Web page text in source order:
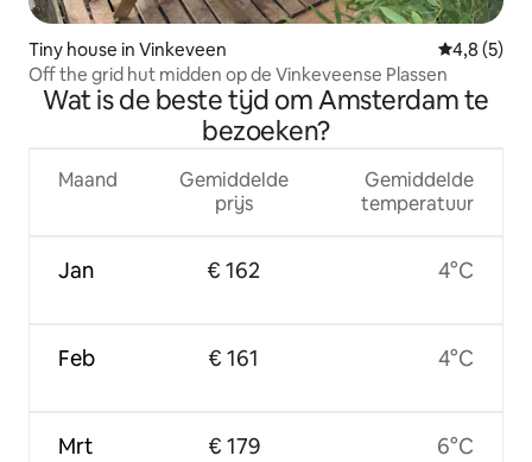
Tiny house in Vinkeveen
4,8 (5)
Off the grid hut midden op de Vinkeveense Plassen
Wat is de beste tijd om Amsterdam te
bezoeken?
Maand
Jan
Feb
Mrt
Gemiddelde
prijs
€ 162
€ 161
€ 179
Gemiddelde
temperatuur
4°C
4°C
6°C